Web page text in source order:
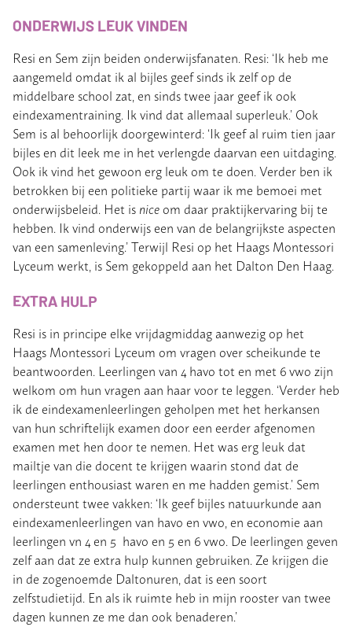
ONDERWIJS LEUK VINDEN
Resi en Sem zijn beiden onderwijsfanaten. Resi: ‘Ik heb me
aangemeld omdat ik al bijles geef sinds ik zelf op de
middelbare school zat, en sinds twee jaar geef ik ook
eindexamentraining. Ik vind dat allemaal superleuk.’ Ook
Sem is al behoorlijk doorgewinterd: ‘Ik geef al ruim tien jaar
bijles en dit leek me in het verlengde daarvan een uitdaging.
Ook ik vind het gewoon erg leuk om te doen. Verder ben ik
betrokken bij een politieke partij waar ik me bemoei met
onderwijsbeleid. Het is niceom daar praktijkervaring bij te
hebben. Ik vind onderwijs een van de belangrijkste aspecten
van een samenleving.’ Terwijl Resi op het Haags Montessori
Lyceum werkt, is Sem gekoppeld aan het Dalton Den Haag.
EXTRA HULP
Resi is in principe elke vrijdagmiddag aanwezig op het
Haags Montessori Lyceum om vragen over scheikunde te
beantwoorden. Leerlingen van 4 havo tot en met 6 vwo zijn
welkom om hun vragen aan haar voor te leggen. ‘Verder heb
ik de eindexamenleerlingen geholpen met het herkansen
van hun schriftelijk examen door een eerder afgenomen
examen met hen door te nemen. Het was erg leuk dat
mailtje van die docent te krijgen waarin stond dat de
leerlingen enthousiast waren en me hadden gemist.’ Sem
ondersteunt twee vakken: ‘Ik geef bijles natuurkunde aan
eindexamenleerlingen van havo en vwo, en economie aan
leerlingen vn 4 en 5 havo en 5 en 6 vwo. De leerlingen geven
zelf aan dat ze extra hulp kunnen gebruiken. Ze krijgen die
in de zogenoemde Daltonuren, dat is een soort
zelfstudietijd. En als ik ruimte heb in mijn rooster van twee
dagen kunnen ze me dan ook benaderen.’